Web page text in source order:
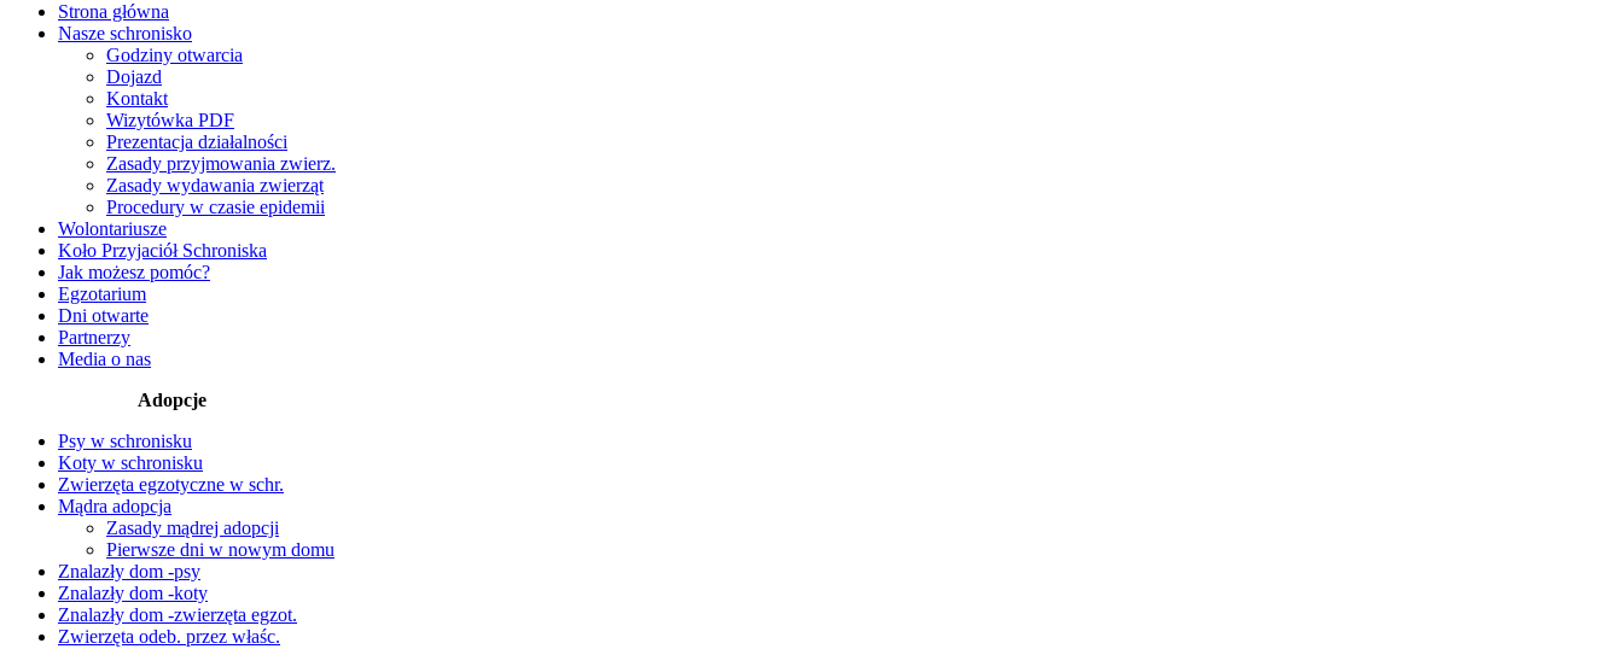
Strona główna
Nasze schronisko
Godziny otwarcia
Dojazd
Kontakt
Wizytówka PDF
Prezentacja działalności
Zasady przyjmowania zwierz.
Zasady wydawania zwierząt
Procedury w czasie epidemii
Wolontariusze
Koło Przyjaciół Schroniska
Jak możesz pomóc?
Egzotarium
Dni otwarte
Partnerzy
Media o nas
Adopcje
Psy w schronisku
Koty w schronisku
Zwierzęta egzotyczne w schr.
Mądra adopcja
Zasady mądrej adopcji
Pierwsze dni w nowym domu
Znalazły dom -psy
Znalazły dom -koty
Znalazły dom -zwierzęta egzot.
Zwierzęta odeb. przez właśc.